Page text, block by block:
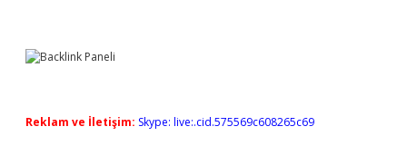
Reklam ve İletişim: Skype: live:.cid.575569c608265c69